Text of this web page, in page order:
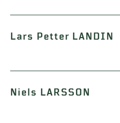
Lars Petter LANDIN
Niels LARSSON